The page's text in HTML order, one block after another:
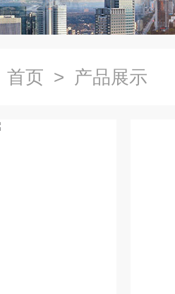
首页 > 产品展示